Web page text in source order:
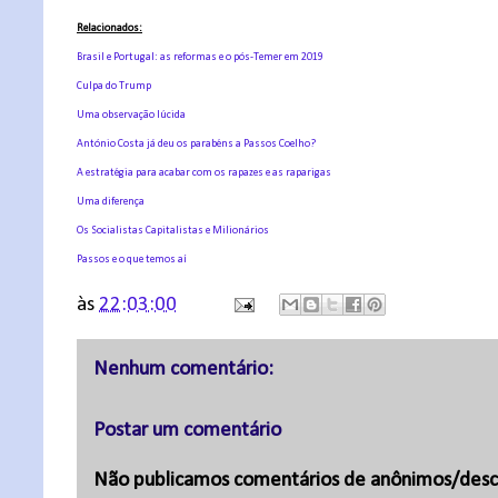
Relacionados:
Brasil e Portugal: as reformas e o pós-Temer em 2019
Culpa do Trump
Uma observação lúcida
António Costa já deu os parabéns a Passos Coelho?
A estratégia para acabar com os rapazes e as raparigas
Uma diferença
Os Socialistas Capitalistas e Milionários
Passos e o que temos aí
às 22:03:00
Nenhum comentário:
Postar um comentário
Não publicamos comentários de anônimos/